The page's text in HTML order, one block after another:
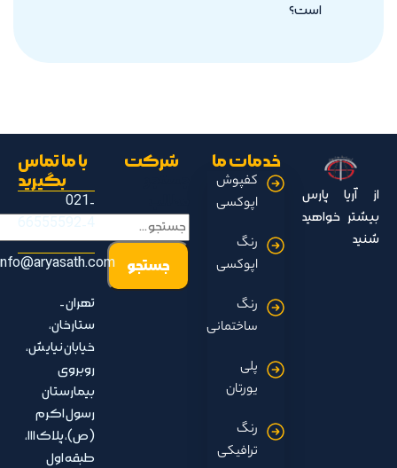
است؟
از آریا پارس
بیشتر خواهید
شنید
خدمات ما
کفپوش
اپوکسی
رنگ
اپوکسی
رنگ
ساختمانی
پلی
یورتان
رنگ
ترافیکی
شرکت
با ما تماس
بگیرید
021-
info@aryasath.com
تهران -
ستارخان،
خیابان نیایش،
روبروی
بیمارستان
رسول اکرم
(ص)، پلاک ۱۱۱،
طبقه اول